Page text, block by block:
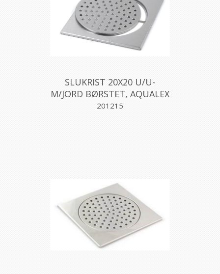
SLUKRIST 20X20 U/U-
M/JORD BØRSTET, AQUALEX
201215